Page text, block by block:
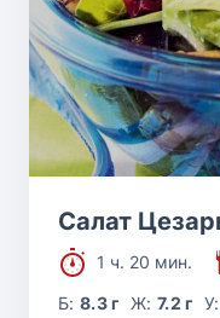
Салат
1 ч. 20 мин.
Б:8.3 г Ж: 7.2 г У: